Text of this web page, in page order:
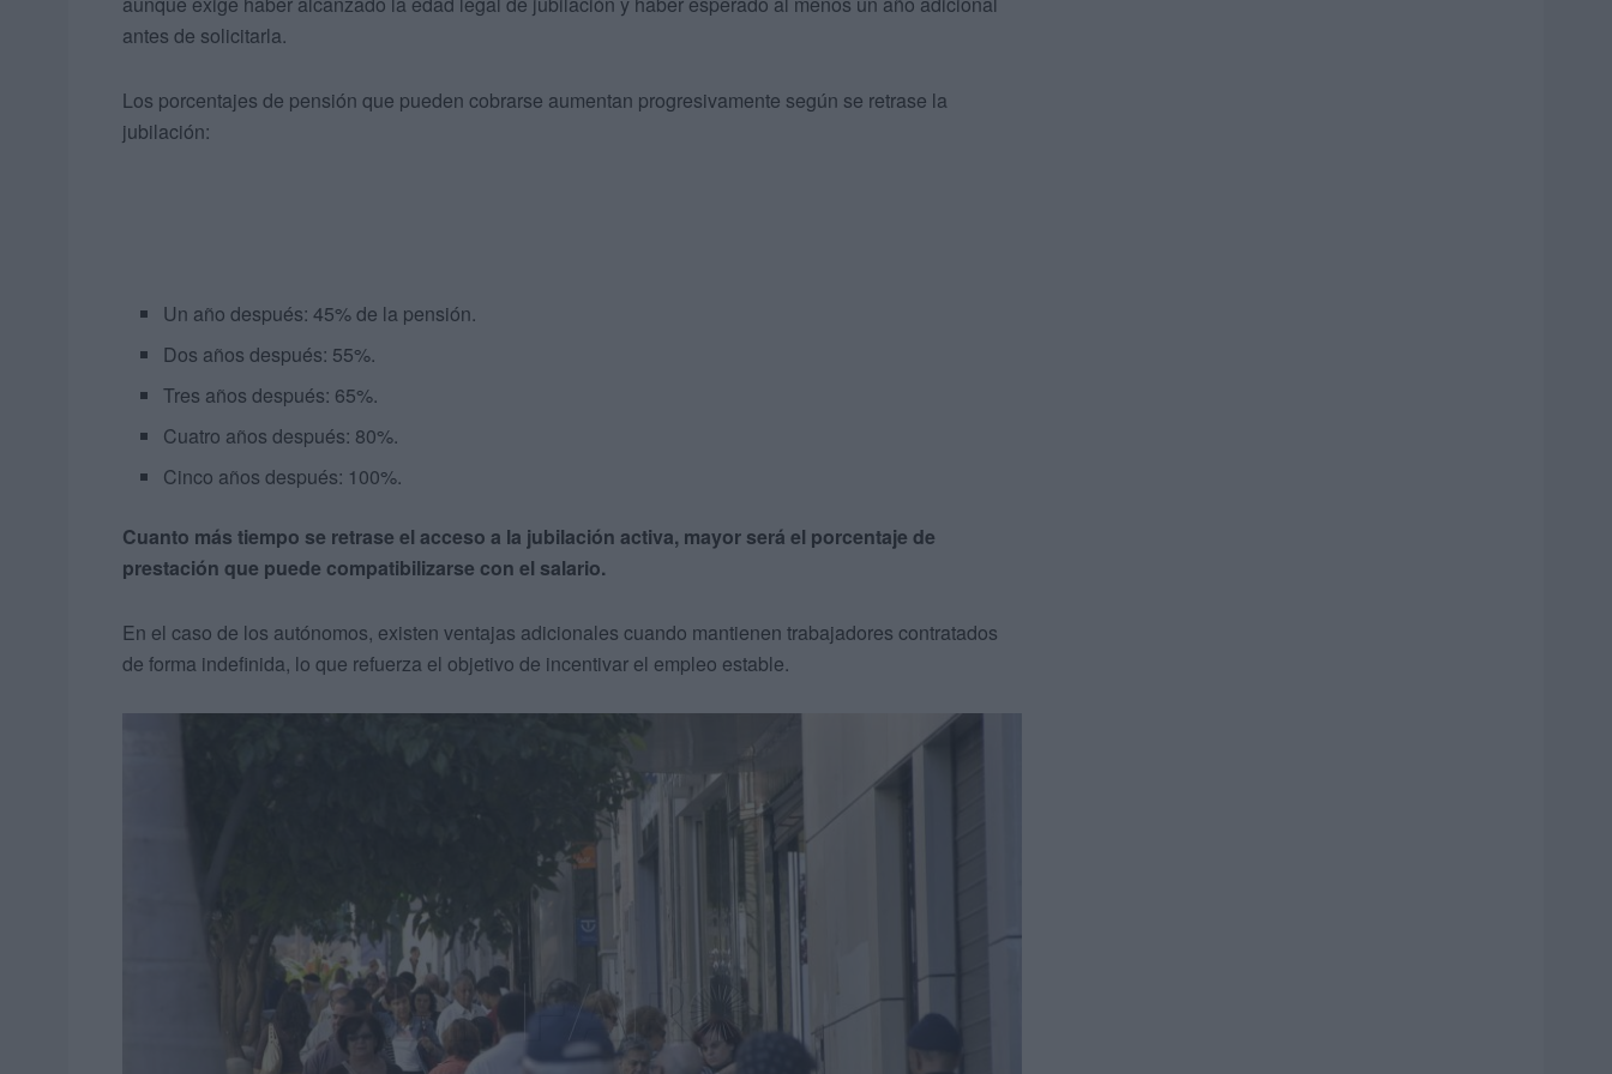
antes de solicitarla.
Los porcentajes de pensión que pueden cobrarse aumentan progresivamente según se retrase la
jubilación:
Un año después: 45% de la pensión.
Dos años después: 55%.
Tres años después: 65%.
Cuatro años después: 80%.
Cinco años después: 100%.
Cuanto más tiempo se retrase el acceso a la jubilación activa, mayor será el porcentaje de
prestación que puede compatibilizarse con el salario.
En el caso de los autónomos, existen ventajas adicionales cuando mantienen trabajadores contratados
de forma indefinida, lo que refuerza el objetivo de incentivar el empleo estable.